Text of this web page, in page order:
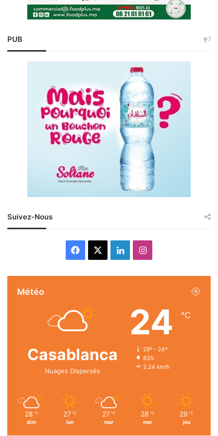
PUB
Suivez-Nous
Facebook LinkedinInstagram
Météo
Casablanca
Nuages Dispersés
24 ℃
28º - 24º
83%
2.24 km/h
28 ℃
dim
27 ℃
lun
27 ℃
mar
28 ℃
mer
29 ℃
jeu